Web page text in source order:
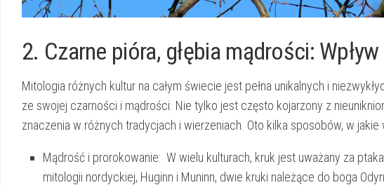
2. Czarne pióra,​ głębia‍ mądrości:
Mitologia‌ różnych kultur‍ na całym‌ świecie jest pełna ​unikalnych i
ze swojej⁣ czarności​ i mądrości.​ Nie ‍tylko jest‌ często kojarzony ​z
⁤znaczenia‍ w​ różnych tradycjach⁣ i wierzeniach. Oto kilka sposobów, w
Mądrość i prorokowanie:
W wielu‌ kulturach,‌ kruk ​jest uważany za
mitologii nordyckiej, Huginn i Muninn, dwie kruki należące do​ boga